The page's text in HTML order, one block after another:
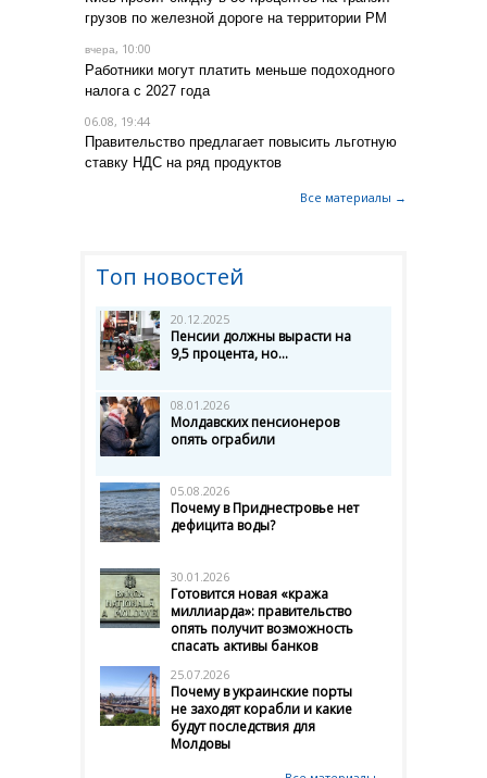
грузов по железной дороге на территории РМ
вчера, 10:00
Работники могут платить меньше подоходного
налога с 2027 года
06.08, 19:44
Правительство предлагает повысить льготную
ставку НДС на ряд продуктов
Все материалы →
Топ новостей
20.12.2025
Пенсии должны вырасти на
9,5 процента, но...
08.01.2026
Молдавских пенсионеров
опять ограбили
05.08.2026
Почему в Приднестровье нет
дефицита воды?
30.01.2026
Готовится новая «кража
миллиарда»: правительство
опять получит возможность
спасать активы банков
25.07.2026
Почему в украинские порты
не заходят корабли и какие
будут последствия для
Молдовы